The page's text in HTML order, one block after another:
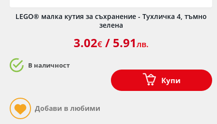
LEGO® малка кутия за съхранение - Тухличка 4, тъмно
зелена
3.02€/ 5.91лв.
В наличност
Купи